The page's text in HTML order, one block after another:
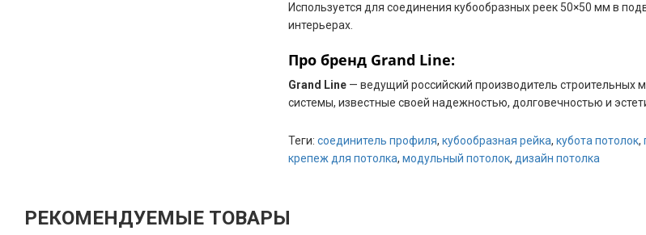
Используется для соединения кубообразных реек 50×50 мм в
интерьерах.
Про бренд Grand Line:
Grand Line — ведущий российский производитель
системы, известные своей надежностью, долговечностью и
Теги: соединитель профиля, кубообразная рейка, кубота потолок,
крепеж для потолка, модульный потолок, дизайн потолка
РЕКОМЕНДУЕМЫЕ ТОВАРЫ